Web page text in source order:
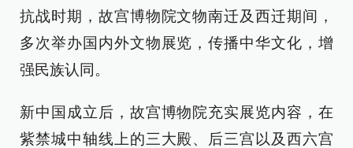
抗战时期，故宫博物院文物南迁及西迁期间，
多次举办国内外文物展览，传播中华文化，增
强民族认同。
新中国成立后，故宫博物院充实展览内容，在
紫禁城中轴线上的三大殿、后三宫以及西六宫